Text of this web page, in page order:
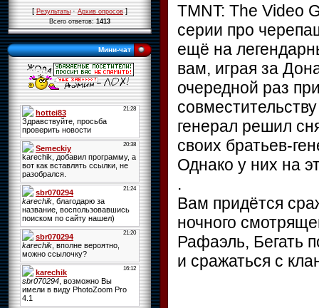
[Результаты·Архив опросов]
Всего ответов:1413
Мини-чат
TMNT: The Video
серии про
ещё на
вам, играя за
очередной раз
генерал решил
своих братьев-
Однако у них на
.
Вам придётся
ночного
Рафаэль, Бегать
и сражаться с